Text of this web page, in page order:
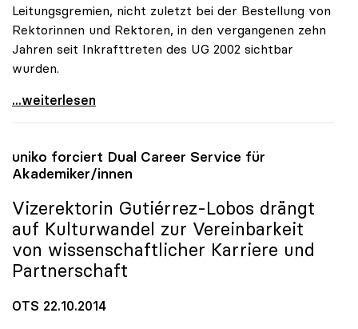
Leitungsgremien, nicht zuletzt bei der Bestellung von
Rektorinnen und Rektoren, in den vergangenen zehn
Jahren seit Inkrafttreten des UG 2002 sichtbar
wurden.
Schmidinger: Defizite in Kommunikation von
...weiterlesen
uniko forciert Dual Career Service für
Akademiker/innen
Vizerektorin Gutiérrez-Lobos drängt
auf Kulturwandel zur Vereinbarkeit
von wissenschaftlicher Karriere und
Partnerschaft
OTS 22.10.2014